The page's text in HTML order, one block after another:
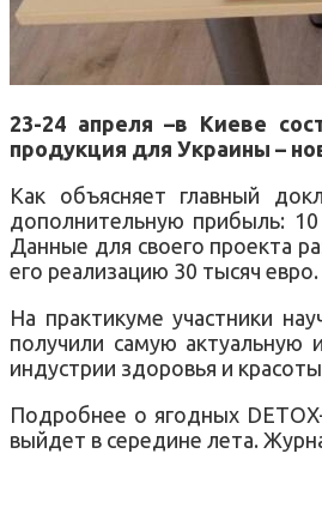
23-24 апреля –в Киеве
продукция для Украины –
Как объясняет главный
дополнительную прибыль:
Данные для своего проекта
его реализацию 30 тысяч евро.
На практикуме участники
получили самую
индустрии здоровья и
Подробнее о ягодных
выйдет в середине лета.